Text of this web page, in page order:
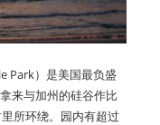
Park）是美国最负盛
来与加州的硅谷作比
所环绕。园内有超过